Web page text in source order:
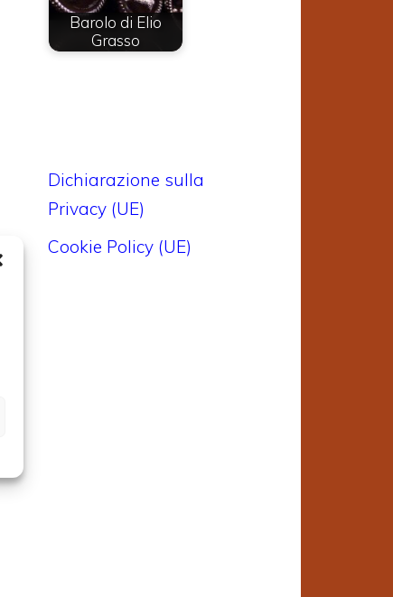
Barolo di Elio
Grasso
Dichiarazione sulla
Privacy (UE)
Cookie Policy (UE)